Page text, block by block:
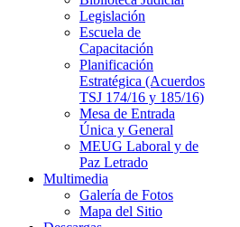
Legislación
Escuela de
Capacitación
Planificación
Estratégica (Acuerdos
TSJ 174/16 y 185/16)
Mesa de Entrada
Única y General
MEUG Laboral y de
Paz Letrado
Multimedia
Galería de Fotos
Mapa del Sitio